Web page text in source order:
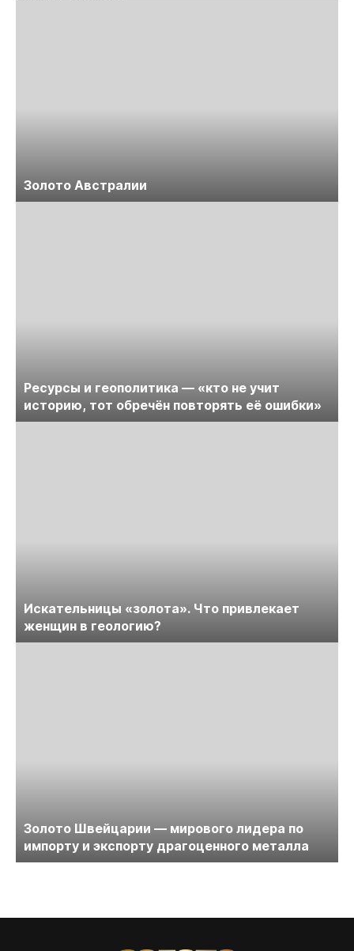
Золото Австралии
Ресурсы и геополитика — «кто не учит
историю, тот обречён повторять её ошибки»
Искательницы «золота». Что привлекает
женщин в геологию?
Золото Швейцарии — мирового лидера по
импорту и экспорту драгоценного металла